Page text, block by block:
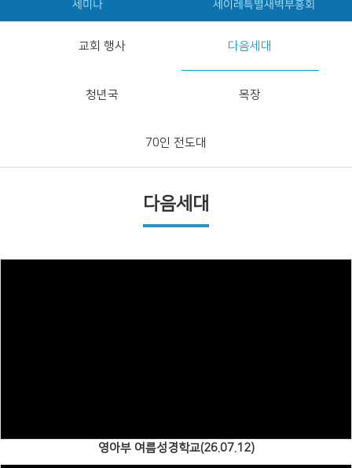
세미나 세이레특별새벽부흥회
교회 행사 다음세대
청년국 목장
70인 전도대
다음세대
영아부 여름성경학교(26.07.12)